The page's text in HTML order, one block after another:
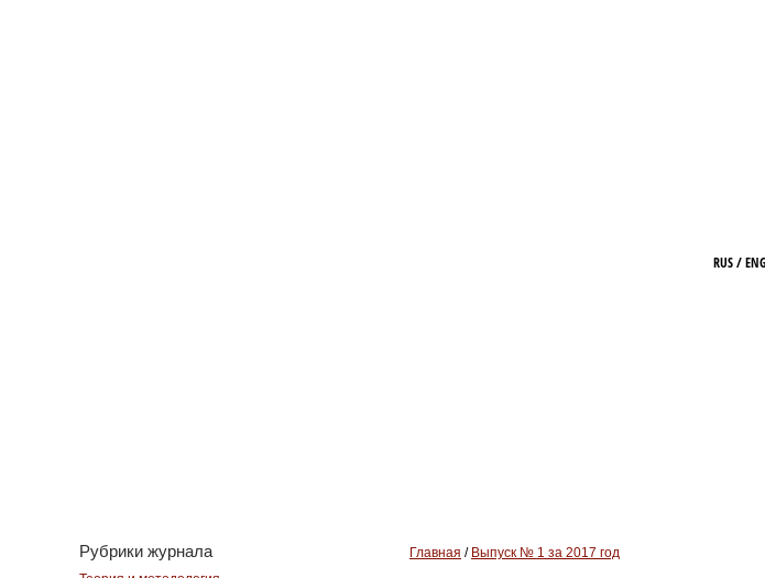
RUS/ENG
Рубрики журнала Главная / Выпуск № 1 за 2017 год